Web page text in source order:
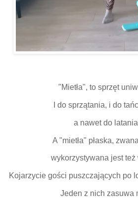
"Mietła", to sprzęt
I do sprzątania, i do
a nawet do
A "mietła" płaska,
wykorzystywana jest też
Kojarzycie gości puszczających po
Jeden z nich zasuwa